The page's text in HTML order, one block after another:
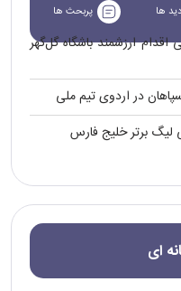
ها پربحث ها
اقدام ارزشمند باشگاه گل‌گهر
در اردوی تیم ملی
لیگ برتر خلیج فارس
ای